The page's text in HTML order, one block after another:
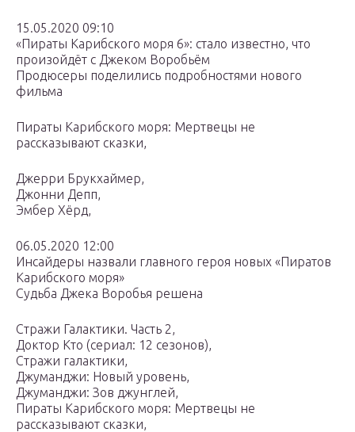
15.05.2020 09:10
«Пираты Карибского моря 6»: стало известно, что
произойдёт с Джеком Воробьём
Продюсеры поделились подробностями нового
фильма
Пираты Карибского моря: Мертвецы не
рассказывают сказки,
Джерри Брукхаймер,
Джонни Депп,
Эмбер Хёрд,
06.05.2020 12:00
Инсайдеры назвали главного героя новых «Пиратов
Карибского моря»
Судьба Джека Воробья решена
Стражи Галактики. Часть 2,
Доктор Кто (сериал: 12 сезонов),
Стражи галактики,
Джуманджи: Новый уровень,
Джуманджи: Зов джунглей,
Пираты Карибского моря: Мертвецы не
рассказывают сказки,